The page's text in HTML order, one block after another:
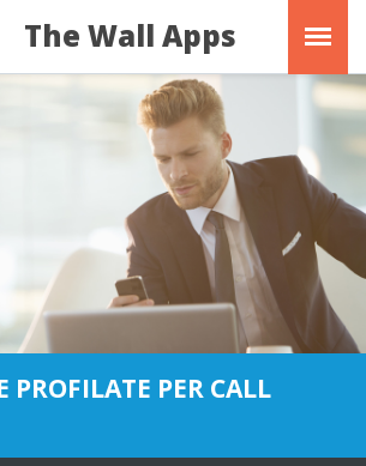
The Wall Apps
PROFILATE PER CALL
PROFILATE PER CALL